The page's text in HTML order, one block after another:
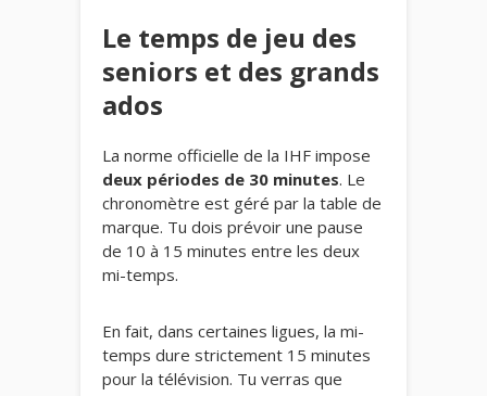
Le temps de jeu des
seniors et des grands
ados
La norme officielle de la IHF impose
deux périodes de 30 minutes. Le
chronomètre est géré par la table de
marque. Tu dois prévoir une pause
de 10 à 15 minutes entre les deux
mi-temps.
En fait, dans certaines ligues, la mi-
temps dure strictement 15 minutes
pour la télévision. Tu verras que